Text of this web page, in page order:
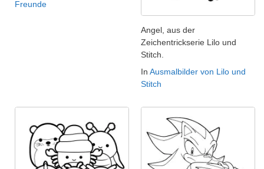
Freunde
Angel, aus der
Zeichentrickserie Lilo und
Stitch.
In Ausmalbilder von Lilo und
Stitch